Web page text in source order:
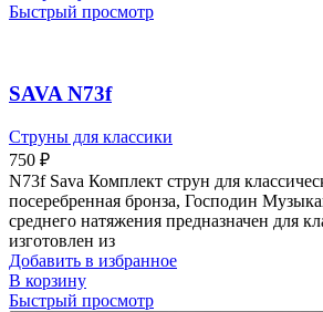
Быстрый просмотр
SAVA N73f
Струны для классики
750 ₽
N73f Sava Комплект струн для
посеребренная бронза, Господин
среднего натяжения предназначен для
изготовлен из
Добавить в избранное
В корзину
Быстрый просмотр